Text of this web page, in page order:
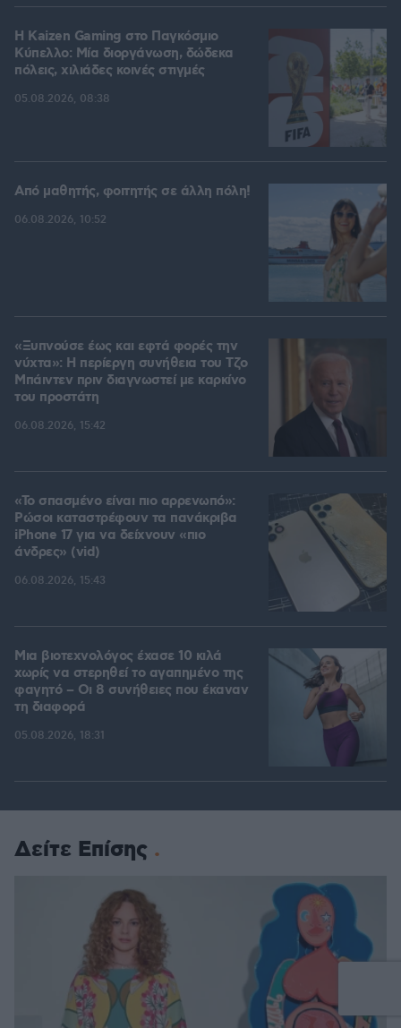
H Kaizen Gaming στο Παγκόσμιο
Kύπελλο: Μία διοργάνωση, δώδεκα
πόλεις, χιλιάδες κοινές στιγμές
05.08.2026, 08:38
Από μαθητής, φοιτητής σε άλλη πόλη!
06.08.2026, 10:52
«Ξυπνούσε έως και εφτά φορές την
νύχτα»: Η περίεργη συνήθεια του Τζο
Μπάιντεν πριν διαγνωστεί με καρκίνο
του προστάτη
06.08.2026, 15:42
«Το σπασμένο είναι πιο αρρενωπό»:
Ρώσοι καταστρέφουν τα πανάκριβα
iPhone 17 για να δείχνουν «πιο
άνδρες» (vid)
06.08.2026, 15:43
Μια βιοτεχνολόγος έχασε 10 κιλά
χωρίς να στερηθεί το αγαπημένο της
φαγητό – Οι 8 συνήθειες που έκαναν
τη διαφορά
05.08.2026, 18:31
Δείτε Επίσης